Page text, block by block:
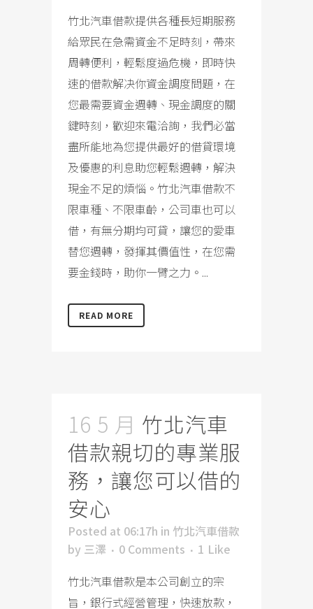
竹北汽車借款提供各種長短期服務
給眾民在急需資金不足時刻，帶來
周轉便利，輕鬆度過危機，即時快
速的借款解决你資金調度問題，在
您最需要資金週轉、現金調度的關
鍵時刻，歡迎來電洽詢，我們必當
盡所能地為您提供最好的借貸環境
及優惠的利息助您輕鬆週轉，解決
現金不足的煩惱。竹北汽車借款不
限車種、不限車齡，公司車也可以
借，有無分期均可貸，讓您的愛車
替您週轉，發揮其價值性，在您需
要金錢時，助你一臂之力。...
READ MORE
16 5 月 竹北汽車
借款親切的專業服
務，讓您可以借的
安心
Posted at 06:17h in 竹北汽車借款
by 三澤 0 Comments 1 Like
竹北汽車借款是本公司創立的宗
旨，銀行式經營管理，快速放款，